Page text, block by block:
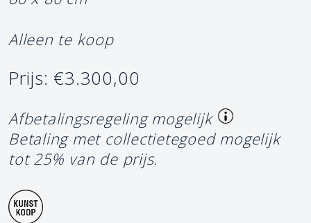
Alleen te koop
Prijs: €3.300,00
Afbetalingsregeling mogelijk
Betaling met collectietegoed mogelijk
tot 25% van de prijs.